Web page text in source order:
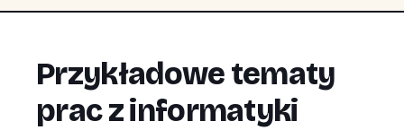
Przykładowe tematy
prac z informatyki